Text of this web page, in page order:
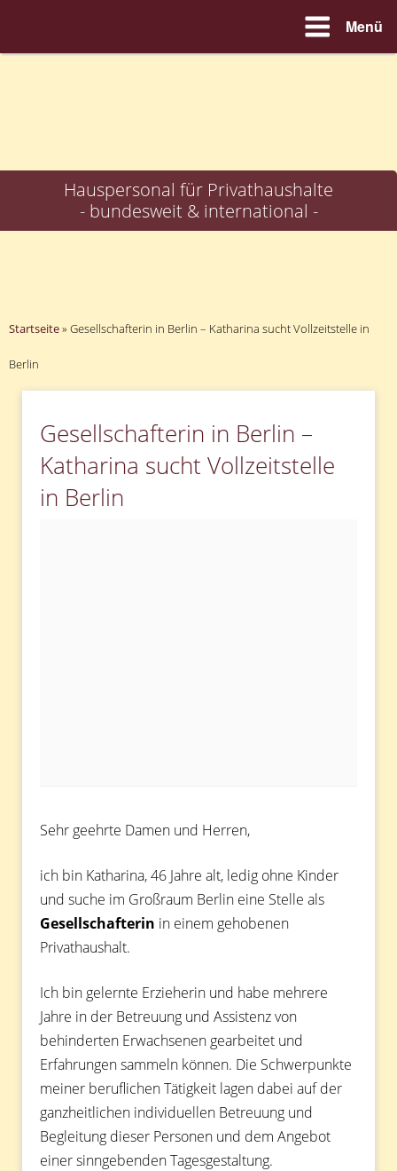
Menü
Hauspersonal für Privathaushalte
- bundesweit & international -
Startseite» Gesellschafterin in Berlin – Katharina sucht Vollzeitstelle in
Berlin
Gesellschafterin in Berlin –
Katharina sucht Vollzeitstelle
in Berlin
Sehr geehrte Damen und Herren,
ich bin Katharina, 46 Jahre alt, ledig ohne Kinder
und suche im Großraum Berlin eine Stelle als
Gesellschafterin in einem gehobenen
Privathaushalt.
Ich bin gelernte Erzieherin und habe mehrere
Jahre in der Betreuung und Assistenz von
behinderten Erwachsenen gearbeitet und
Erfahrungen sammeln können. Die Schwerpunkte
meiner beruflichen Tätigkeit lagen dabei auf der
ganzheitlichen individuellen Betreuung und
Begleitung dieser Personen und dem Angebot
einer sinngebenden Tagesgestaltung.